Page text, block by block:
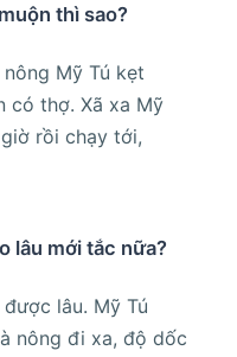
thì sao?
Mỹ Tú kẹt
có thợ. Xã xa Mỹ
rồi chạy tới,
lâu mới tắc nữa?
lâu. Mỹ Tú
nông đi xa, độ dốc